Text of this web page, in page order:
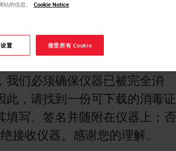
们必须确保仪器已被完全消
，请找到一份可下载的消毒证
写、签名并随附在仪器上；否
接收仪器。感谢您的理解。
的信息。
Cookie Notice
置 接受所有 Cookie